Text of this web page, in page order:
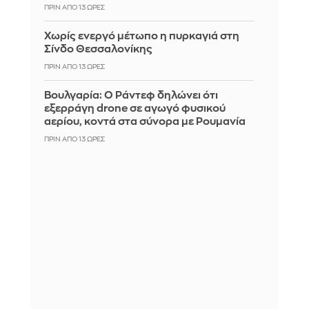
ΠΡΙΝ ΑΠΌ 13 ΏΡΕΣ
Χωρίς ενεργό μέτωπο η πυρκαγιά στη
Σίνδο Θεσσαλονίκης
ΠΡΙΝ ΑΠΌ 13 ΏΡΕΣ
Βουλγαρία: Ο Ράντεφ δηλώνει ότι
εξερράγη drone σε αγωγό φυσικού
αερίου, κοντά στα σύνορα με Ρουμανία
ΠΡΙΝ ΑΠΌ 13 ΏΡΕΣ